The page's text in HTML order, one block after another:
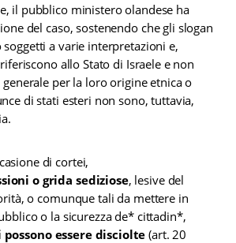
il pubblico ministero olandese ha
del caso, sostenendo che gli slogan
soggetti a varie interpretazioni e,
allo Stato di Israele e non
per la loro origine etnica o
di stati esteri non sono, tuttavia,
di cortei,
o grida sediziose, lesive del
o comunque tali da mettere in
o la sicurezza de* cittadin*,
essere disciolte (art. 20